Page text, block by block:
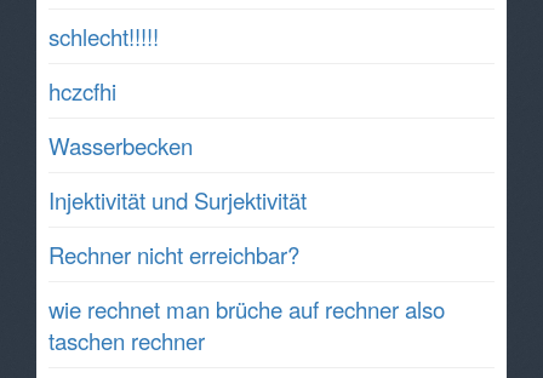
schlecht!!!!!
hczcfhi
Wasserbecken
Injektivität und Surjektivität
Rechner nicht erreichbar?
wie rechnet man brüche auf rechner also
taschen rechner